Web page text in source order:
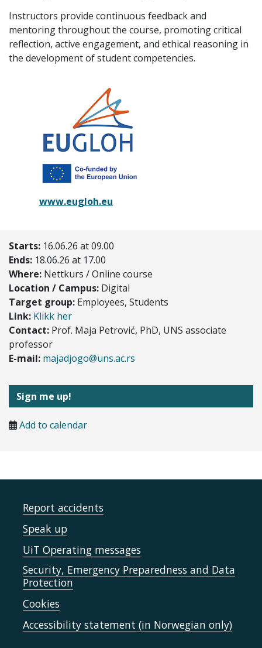
Instructors provide continuous feedback and
mentoring throughout the course, promoting critical
reflection, active engagement, and ethical reasoning in
the development of student competencies.
www.eugloh.eu
Starts: 16.06.26 at 09.00
Ends: 18.06.26 at 17.00
Where: Nettkurs / Online course
Location / Campus: Digital
Target group: Employees, Students
Link: Klikk her
Contact: Prof. Maja Petrović, PhD, UNS associate
professor
E-mail: majadjogo@uns.ac.rs
Sign me up!
Add to calendar
Report accidents
Speak up
UiT Operating messages
Security, Emergency Preparedness and Data
Protection
Cookies
Accessibility statement (in Norwegian only)